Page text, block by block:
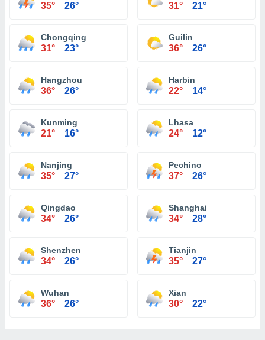
35° 26° 31° 21°
Chongqing
31° 23°
Guilin
36° 26°
Hangzhou
36° 26°
Harbin
22° 14°
Kunming
21° 16°
Lhasa
24° 12°
Nanjing
35° 27°
Pechino
37° 26°
Qingdao
34° 26°
Shanghai
34° 28°
Shenzhen
34° 26°
Tianjin
35° 27°
Wuhan
36° 26°
Xian
30° 22°